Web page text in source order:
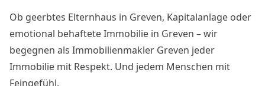
Ob geerbtes Elternhaus in Greven, Kapitalanlage oder
emotional behaftete Immobilie in Greven – wir
begegnen als Immobilienmakler Greven jeder
Immobilie mit Respekt. Und jedem Menschen mit
Feingefühl.